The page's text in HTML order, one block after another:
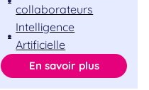
collaborateurs
Intelligence
Artificielle
En savoir plus